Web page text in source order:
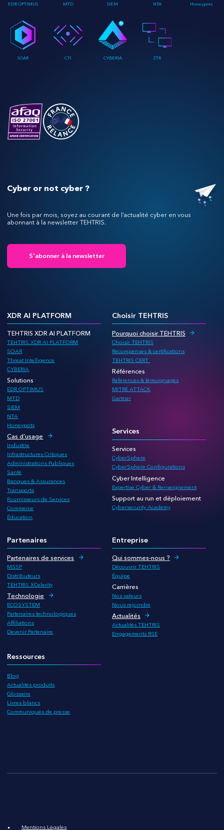
EDR OPTIMUS MTD SIEM NTA Honeypots
SOAR CTI CYBERIA ZTR
XDR AI PLATFORM
TEHTRIS XDR AI PLATFORM
TEHTRIS XDR AI PLATFORM
SOAR
Threat Intelligence
CYBERIA
Solutions
EDR OPTIMUS
MTD
SIEM
NTA
Honeypots
Cas d’usage
Industrie
Infrastructures Critiques
Administrations Publiques
Santé
Banques & Assurances
Transports
Fournisseurs de Services
Commerce
Éducation
Choisir TEHTRIS
Pourquoi choisir TEHTRIS
Choisir TEHTRIS
Récompenses & certifications
TEHTRIS CERT
Références
Références & témoignages
MITRE ATTACK
Gartner
Services
Services
CyberSphere
CyberSphere Configurations
Cyber Intelligence
Expertise Cyber & Renseignement
Support au run et déploiement
Cybersecurity Academy
Partenaires
Partenaires de services
MSSP
Distributeurs
TEHTRIS XCelerity
Technologie
ECOSYSTEM
Partenaires technologiques
Affiliations
Devenir Partenaire
Entreprise
Qui sommes-nous ?
Découvrir TEHTRIS
Équipe
Carrières
Nos valeurs
Nous rejoindre
Actualités
Actualités TEHTRIS
Engagements RSE
Ressources
Blog
Actualités produits
Glossaire
Livres blancs
Communiqués de presse
Cyber or not cyber ?
Une fois par mois, soyez au courant de l’actualité cyber en vous
abonnant à la newsletter TEHTRIS.
S'abonner à la newsletter
Mentions Légales